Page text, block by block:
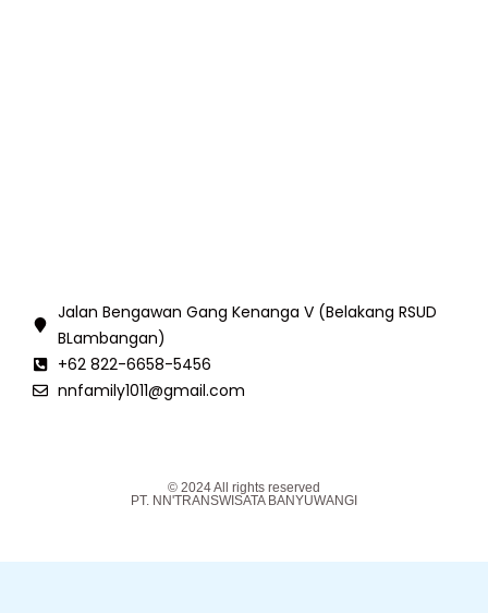
Jalan Bengawan Gang Kenanga V (Belakang RSUD
BLambangan)
+62 822-6658-5456
nnfamily1011@gmail.com
© 2024 All rights reserved
PT. NN'TRANSWISATA BANYUWANGI